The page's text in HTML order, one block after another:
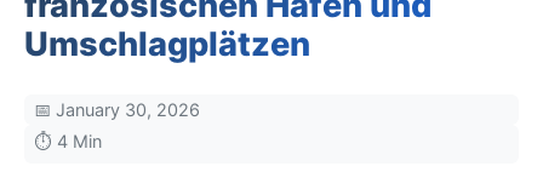
Umschlagplätzen
📅 January 30, 2026
⏱️ 4 Min